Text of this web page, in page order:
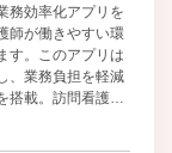
務効率化アプリを
師が働きやすい環
す。このアプリは
、業務負担を軽減
搭載。訪問看護師